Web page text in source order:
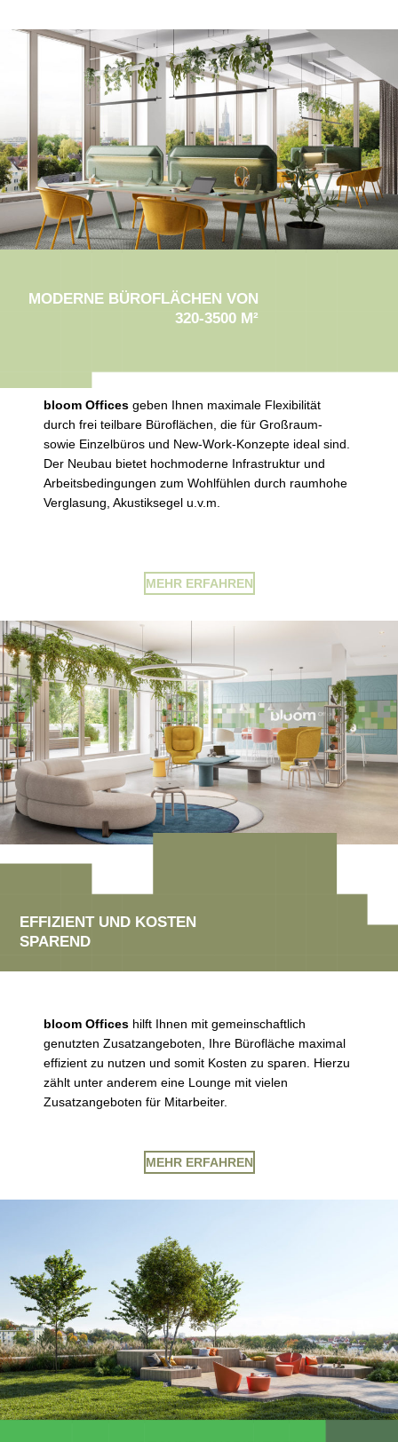
bloom Offices geben Ihnen maximale Flexibilität
durch frei teilbare Büroflächen, die für Großraum-
sowie Einzelbüros und New-Work-Konzepte ideal sind.
Der Neubau bietet hochmoderne Infrastruktur und
Arbeitsbedingungen zum Wohlfühlen durch raumhohe
Verglasung, Akustiksegel u.v.m.
MEHR ERFAHREN
MODERNE BÜROFLÄCHEN VON
320-3500 M²
EFFIZIENT UND KOSTEN
SPAREND
bloom Offices hilft Ihnen mit gemeinschaftlich
genutzten Zusatzangeboten, Ihre Bürofläche maximal
effizient zu nutzen und somit Kosten zu sparen. Hierzu
zählt unter anderem eine Lounge mit vielen
Zusatzangeboten für Mitarbeiter.
MEHR ERFAHREN